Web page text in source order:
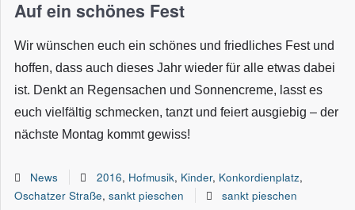
Auf ein schönes Fest
Wir wünschen euch ein schönes und friedliches Fest und
hoffen, dass auch dieses Jahr wieder für alle etwas dabei
ist. Denkt an Regensachen und Sonnencreme, lasst es
euch vielfältig schmecken, tanzt und feiert ausgiebig – der
nächste Montag kommt gewiss!
News 2016, Hofmusik, Kinder, Konkordienplatz,
Oschatzer Straße, sankt pieschen sankt pieschen